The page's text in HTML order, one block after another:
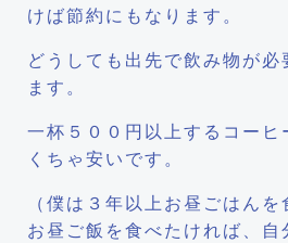
けば節約にもなります。
どうしても出先で飲み物が必
ます。
一杯５００円以上するコーヒ
くちゃ安いです。
（僕は３年以上お昼ごはんを
お昼ご飯を食べたければ、自